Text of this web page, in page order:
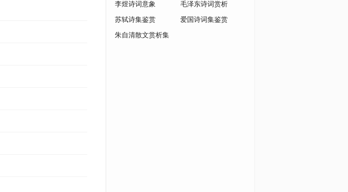
李煜诗词意象 毛泽东诗词赏析
苏轼诗集鉴赏 爱国诗词集鉴赏
朱自清散文赏析集